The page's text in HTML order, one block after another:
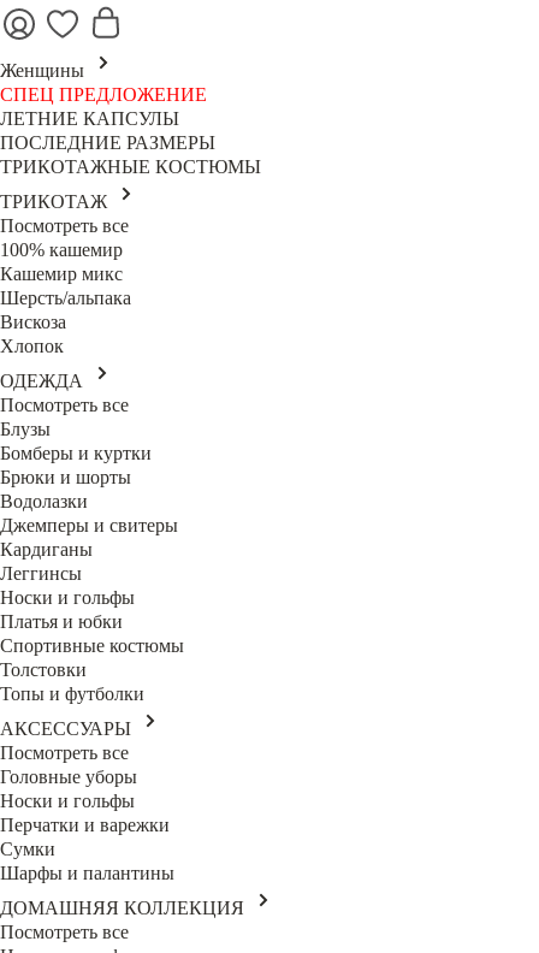
Женщины
СПЕЦ ПРЕДЛОЖЕНИЕ
ЛЕТНИЕ КАПСУЛЫ
ПОСЛЕДНИЕ РАЗМЕРЫ
ТРИКОТАЖНЫЕ КОСТЮМЫ
ТРИКОТАЖ
Посмотреть все
100% кашемир
Кашемир микс
Шерсть/альпака
Вискоза
Хлопок
ОДЕЖДА
Посмотреть все
Блузы
Бомберы и куртки
Брюки и шорты
Водолазки
Джемперы и свитеры
Кардиганы
Леггинсы
Носки и гольфы
Платья и юбки
Спортивные костюмы
Толстовки
Топы и футболки
АКСЕССУАРЫ
Посмотреть все
Головные уборы
Носки и гольфы
Перчатки и варежки
Сумки
Шарфы и палантины
ДОМАШНЯЯ КОЛЛЕКЦИЯ
Посмотреть все